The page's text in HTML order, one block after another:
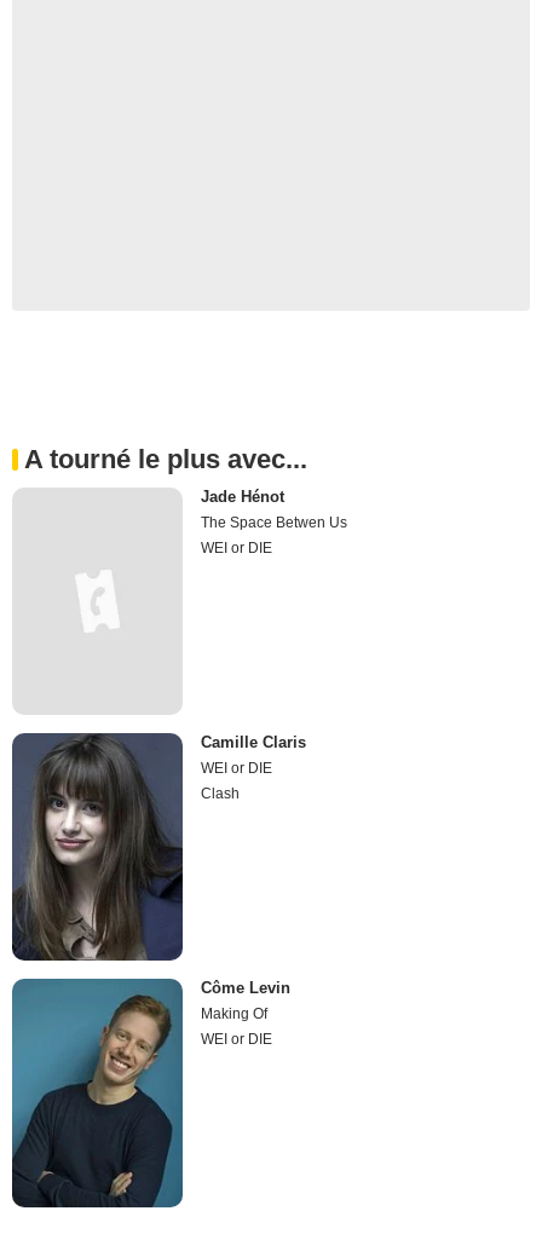
A tourné le plus avec...
Jade Hénot
The Space Betwen Us
WEI or DIE
Camille Claris
WEI or DIE
Clash
Côme Levin
Making Of
WEI or DIE